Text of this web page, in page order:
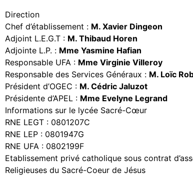
Direction
Chef d’établissement : M. Xavier Dingeon
Adjoint L.E.G.T : M. Thibaud Horen
Adjointe L.P. : Mme Yasmine Hafian
Responsable UFA : Mme Virginie Villeroy
Responsable des Services Généraux : M. Loïc
Président d’OGEC : M. Cédric Jaluzot
Présidente d’APEL : Mme Evelyne Legrand
Informations sur le lycée Sacré-Cœur
RNE LEGT : 0801207C
RNE LEP : 0801947G
RNE UFA : 0802199F
Etablissement privé catholique sous contrat
Religieuses du Sacré-Coeur de Jésus